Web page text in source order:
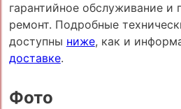
гарантийное обслуживание и
ремонт. Подробные
доступны ниже, как и
доставке.
Фото